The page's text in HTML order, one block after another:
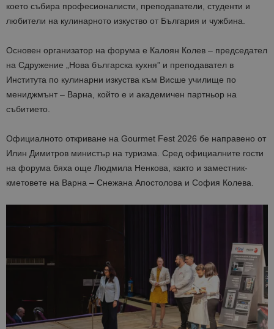
което събира професионалисти, преподаватели, студенти и
любители на кулинарното изкуство от България и чужбина.
Основен организатор на форума е Калоян Колев – председател
на Сдружение „Нова българска кухня” и преподавател в
Института по кулинарни изкуства към Висше училище по
мениджмънт – Варна, който е и академичен партньор на
събитието.
Официалното откриване на Gourmet Fest 2026 бе направено от
Илин Димитров министър на туризма. Сред официалните гости
на форума бяха още Людмила Ненкова, както и заместник-
кметовете на Варна – Снежана Апостолова и София Колева.